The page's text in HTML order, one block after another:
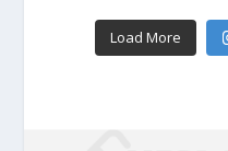
Load More